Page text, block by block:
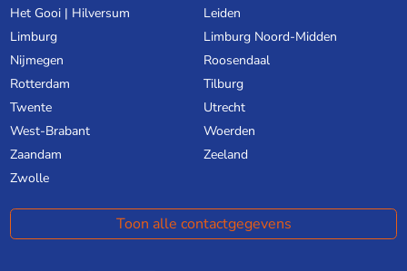
Het Gooi | Hilversum
Leiden
Limburg
Limburg Noord-Midden
Nijmegen
Roosendaal
Rotterdam
Tilburg
Twente
Utrecht
West-Brabant
Woerden
Zaandam
Zeeland
Zwolle
Toon alle contactgegevens